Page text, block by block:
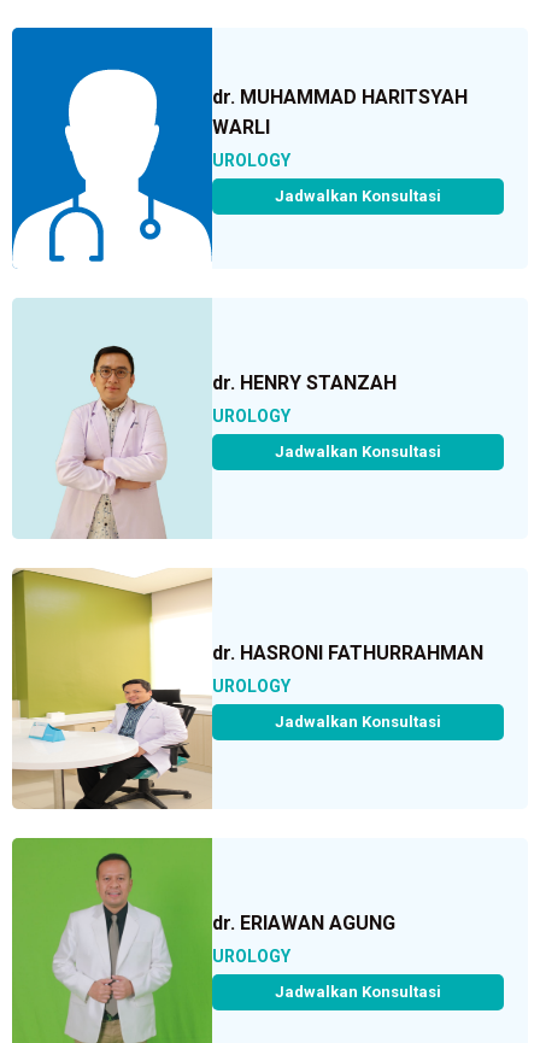
dr. MUHAMMAD HARITSYAH
WARLI
UROLOGY
Jadwalkan Konsultasi
dr. HENRY STANZAH
UROLOGY
Jadwalkan Konsultasi
dr. HASRONI FATHURRAHMAN
UROLOGY
Jadwalkan Konsultasi
dr. ERIAWAN AGUNG
UROLOGY
Jadwalkan Konsultasi